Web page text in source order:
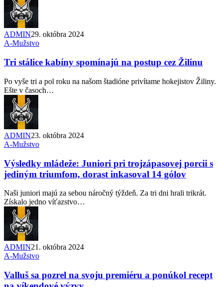
ADMIN29. októbra 2024
A-Mužstvo
Tri stálice kabíny spomínajú na postup cez Žilinu
Po vyše tri a pol roku na našom štadióne privítame hokejistov Žiliny.
Ešte v časoch…
ADMIN23. októbra 2024
A-Mužstvo
Výsledky mládeže: Juniori pri trojzápasovej porcii s
jediným triumfom, dorast inkasoval 14 gólov
Naši juniori majú za sebou náročný týždeň. Za tri dni hrali trikrát.
Získalo jedno víťazstvo…
ADMIN21. októbra 2024
A-Mužstvo
Valluš sa pozrel na svoju premiéru a ponúkol recept